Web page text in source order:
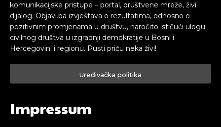
komunikacijske pristupe – portal, društvene mreže, živi
dijalog. Objavi.ba izvještava o rezultatima, odnosno o
pozitivnim promjenama u društvu, naročito ističući ulogu
civilnog društva u izgradnji demokratije u Bosni i
Hercegovini i regionu. Pusti priču neka živi!
Uređivačka politika
Impressum